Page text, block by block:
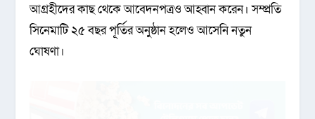
আগ্রহীদের কাছ থেকে আবেদনপত্রও আহ্বান করেন। সম্প্রতি
সিনেমাটি ২৫ বছর পূর্তির অনুষ্ঠান হলেও আসেনি নতুন
ঘোষণা।